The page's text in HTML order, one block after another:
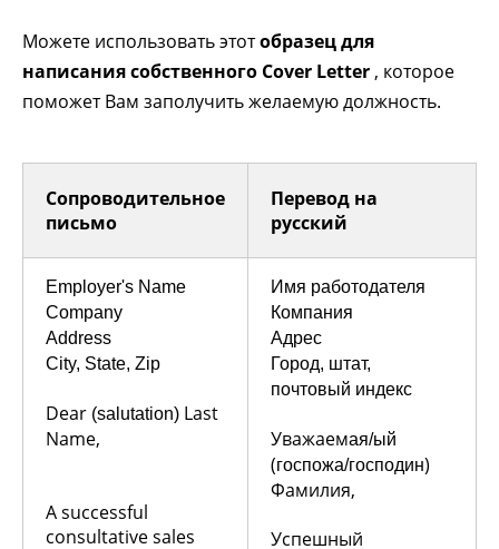
Можете использовать этотобразец для
написания собственного Cover Letter , которое
поможет Вам заполучить желаемую должность.
Сопроводительное
письмо
Перевод на
русский
Employer's Name
Company
Address
City, State, Zip
Dear (salutation) Last
Name,
A successful
consultative sales
Имя работодателя
Компания
Адрес
Город, штат,
почтовый индекс
Уважаемая/ый
(госпожа/господин)
Фамилия,
Успешный